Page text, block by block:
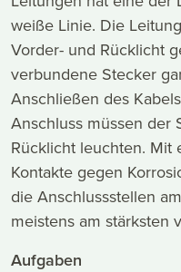
weiße Linie. Die
Vorder- und Rücklicht
verbundene Stecker
Anschließen des
Anschluss müssen der
Rücklicht leuchten. Mit
Kontakte gegen
die Anschlussstellen
meistens am stärksten
Aufgaben